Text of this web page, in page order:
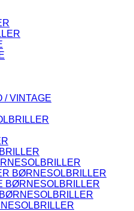
/ VINTAGE
BØRNESOLBRILLER
BØRNESOLBRILLER